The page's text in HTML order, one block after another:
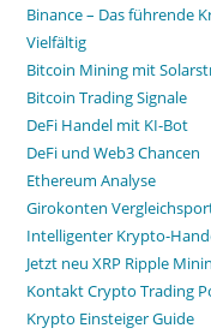
Binance – Das führende
Vielfältig
Bitcoin Mining mit
Bitcoin Trading Signale
DeFi Handel mit KI-Bot
DeFi und Web3 Chancen
Ethereum Analyse
Girokonten
Intelligenter Krypto-
Jetzt neu XRP Ripple
Kontakt Crypto Trading
Krypto Einsteiger Guide